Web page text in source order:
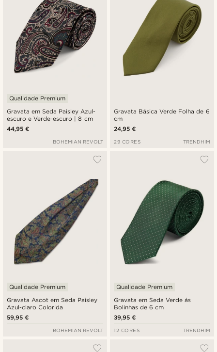
Gravata em Seda Paisley Azul-
escuro e Verde-escuro | 8 cm
Qualidade Premium
44,95 €
BOHEMIAN REVOLT
Gravata Básica Verde Folha de 6
cm
24,95 €
29 CORES TRENDHIM
Gravata Ascot em Seda Paisley
Azul-claro Colorida
Qualidade Premium
59,95 €
BOHEMIAN REVOLT
Gravata em Seda Verde ás
Bolinhas de 6 cm
Qualidade Premium
39,95 €
12 CORES TRENDHIM